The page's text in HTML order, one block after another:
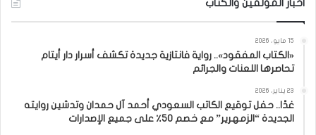
اخبار المؤلفين والكتاب
15 مايو، 2026
«الكتاب المفقود».. رواية فانتازية جديدة تكشف أسرار دار أيتام
تحاصرها اللعنات والجرائم
23 يناير، 2026
غدًا.. حفل توقيع الكاتب السعودي أحمد آل حمدان وتدشين روايته
الجديدة “الزمهرير” مع خصم 50٪ على جميع الإصدارات